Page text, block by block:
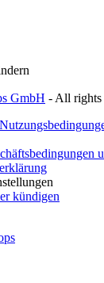
GmbH - All rights
kündigen